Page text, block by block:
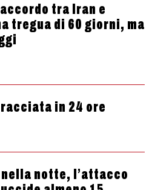
tra Iran e
tregua di 60 giorni, ma
in 24 ore
notte, l’attacco